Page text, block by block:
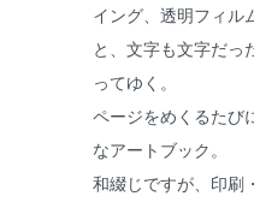
イング、透明フィル
と、文字も文字だっ
ってゆく。
ページをめくるたび
なアートブック。
和綴じですが、印刷